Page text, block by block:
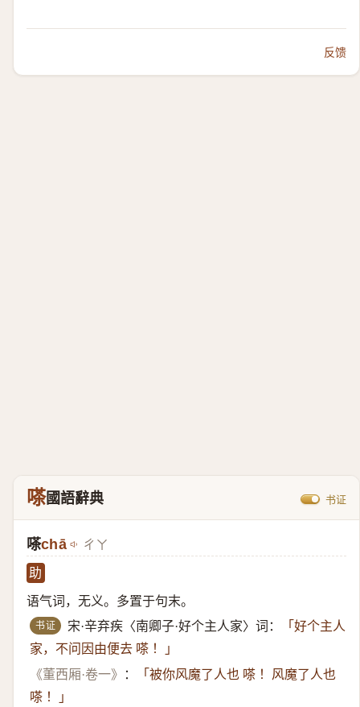
反馈
嗏國語辭典 书证
嗏chā ㄔㄚ
助
语气词，无义。多置于句末。
书证 宋·辛弃疾〈南卿子·好个主人家〉词：
「好个主人
家，不问因由便去 嗏 ！」
《董西厢·卷一》
：
「被你风魔了人也 嗏 ！风魔了人也
嗏 ！」